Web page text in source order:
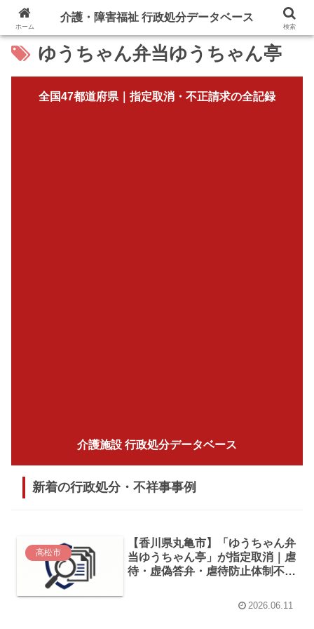
ゆうちゃん弁当ゆうちゃん亭
全国47都道府県｜指定取消・不正請求の全記録
介護施設 行政処分データベース
新着の行政処分・不祥事事例
高松市
【香川県丸亀市】「ゆうちゃん弁
当ゆうちゃん亭」が指定取消｜虐
待・虚偽答弁・虐待防止体制不備
2026.06.11
ホーム
介護・障害福祉 行政処分データベース
検索